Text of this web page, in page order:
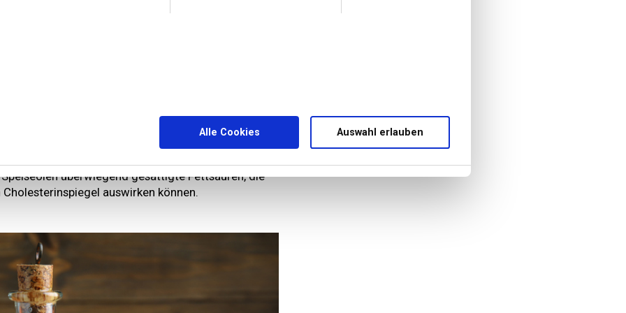
Auswahl erlauben
Alle Cookies
Alpha-Linolensäure-Gehalt und gilt als
auch empfindlich und damit nur für kalte Gerichte
nicht jedermanns Sache – schmeckt es allerdings
Lieferant, ist die helle Variante eher neutral,
aromatischer ist. Sesamöl ist besonders in
lässt sich raffiniert etwa zum Anbraten im Wok
eignet, sollte Kokosöl nicht das
Küche verwenden. Denn Kokosöl enthält im
überwiegend gesättigte Fettsäuren, die
auswirken können.